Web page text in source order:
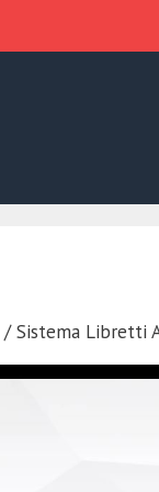
/ Sistema Libretti